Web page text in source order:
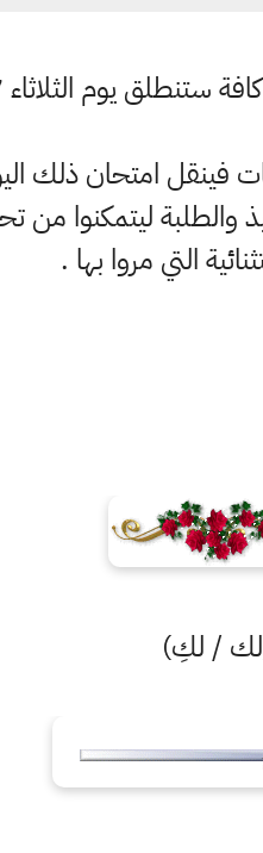
يوم الثلاثاء 27 / 7 / 2021 .
فينقل امتحان ذلك
والطلبة ليتمكنوا من
التي مروا بها .
(لك / لكِ)